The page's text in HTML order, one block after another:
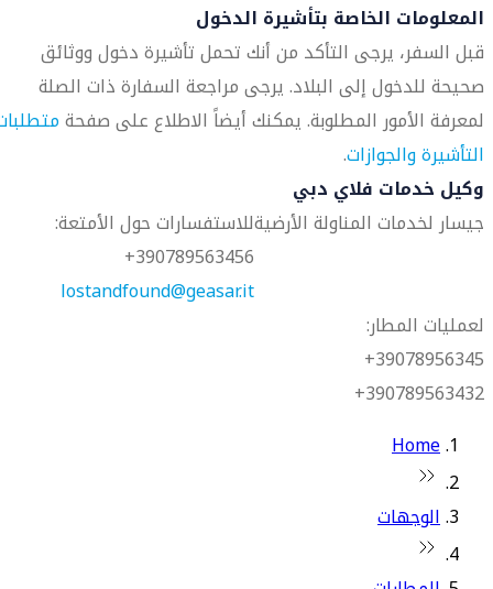
المعلومات الخاصة بتأشيرة الدخول
قبل السفر، يرجى التأكد من أنك تحمل تأشيرة دخول ووثائق
صحيحة للدخول إلى البلاد. يرجى مراجعة السفارة ذات الصلة
لمعرفة الأمور المطلوبة. يمكنك أيضاً الاطلاع على صفحة
التأشيرة والجوازات.
وكيل خدمات فلاي دبي
جيسار لخدمات المناولة الأرضيةللاستفسارات حول الأمتعة:
390789563456+
lostandfound@geasar.it
لعمليات المطار:
39078956345+
390789563432+
Home
الوجهات